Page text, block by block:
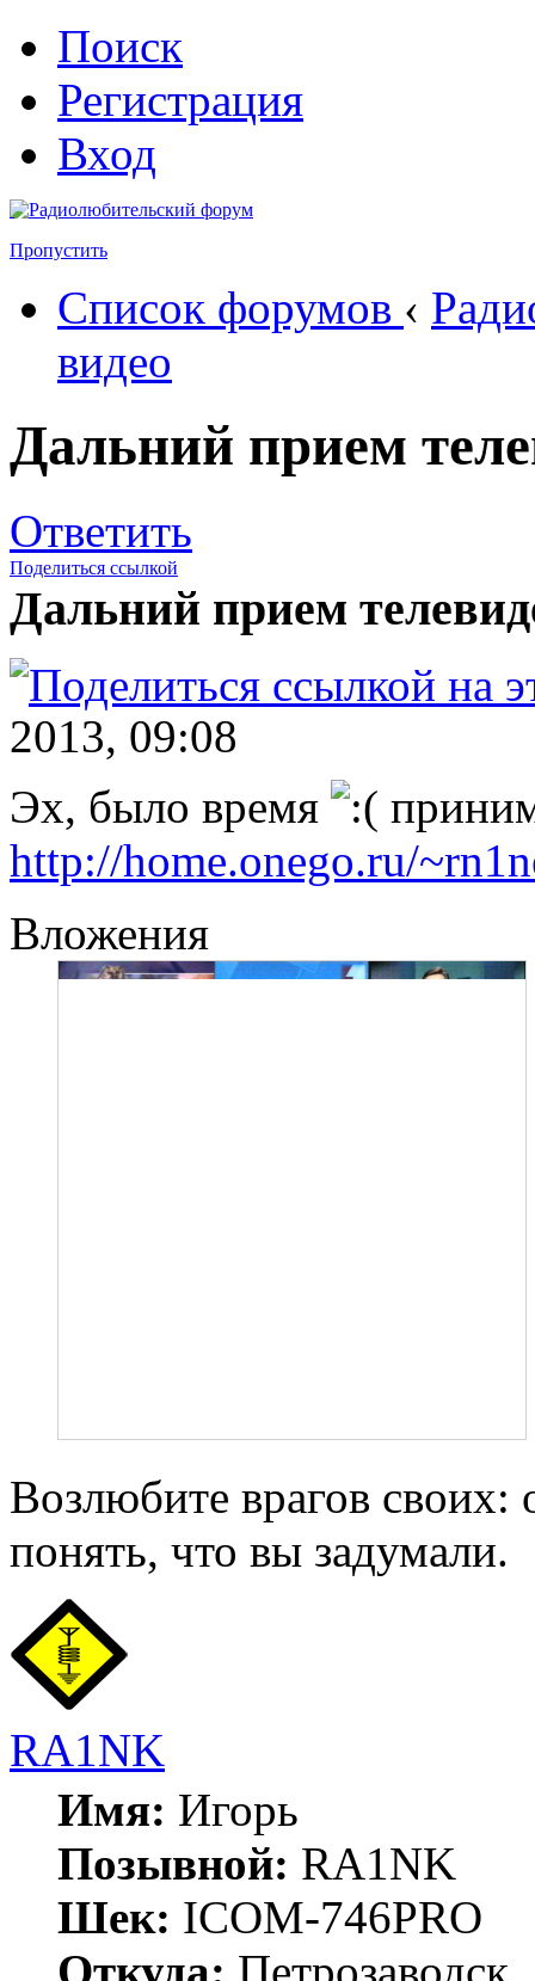
Поиск
Регистрация
Вход
Пропустить
Список форумов ‹
видео
Дальний прием
Ответить
Поделиться ссылкой
Дальний прием
2013, 09:08
Эх, было время
http://home.onego.ru/
Вложения
Возлюбите врагов своих:
понять, что вы задумали.
RA1NK
Имя: Игорь
Позывной: RA1NK
Шек: ICOM-746PRO